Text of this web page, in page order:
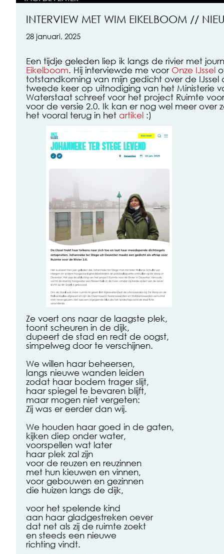
INTERVIEW MET WIM EIKELBOOM //
28 januari, 2025
Een tijdje geleden liep ik langs de rivier met
Eikelboom. Hij interviewde me voor Onze IJssel
totstandkoming van mijn gedicht over de IJssel
tweede keer op uitnodiging van het Ministerie
Waterstaat schreef voor het project Ruimte
voor de versie 2.0. Ik kan er nog wel meer over
het vooral terug in het artikel :)
Ze voert ons naar de laagste plek,
toont scheuren in de dijk,
dupeert de stad en redt de oogst,
simpelweg door te verschijnen.
We willen haar beheersen,
langs nieuwe wanden leiden
zodat haar bodem trager slijt,
haar spiegel te bevaren blijft,
maar mogen niet vergeten:
Zij was er eerder dan wij.
We houden haar goed in de gaten,
kijken diep onder water,
voorspellen wat later
haar plek zal zijn
voor de reuzen en reuzinnen
met hun kieuwen en vinnen,
voor gebouwen en gezinnen
die huizen langs de dijk,
voor het spelende kind
aan haar gladgestreken oever
dat net als zij de ruimte zoekt
en steeds een nieuwe
richting vindt.